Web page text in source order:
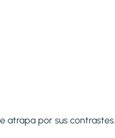
atrapa por sus